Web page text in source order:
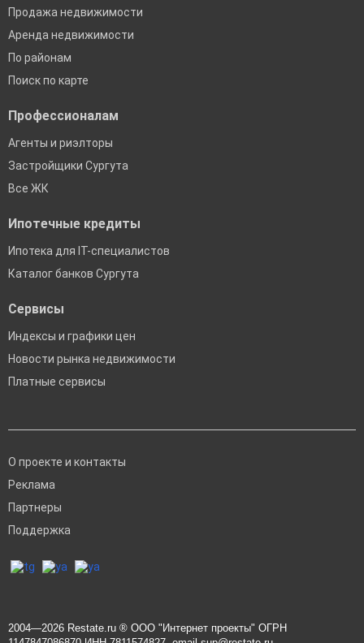
Продажа недвижимости
Аренда недвижимости
По районам
Поиск по карте
Профессионалам
Агенты и риэлторы
Застройщики Сургута
Все ЖК
Ипотечные кредиты
Ипотека для IT-специалистов
Каталог банков Сургута
Сервисы
Индексы и графики цен
Новости рынка недвижимости
Платные сервисы
О проекте и контакты
Реклама
Партнеры
Поддержка
2004—2026 Restate.ru ® ООО "Интернет проекты" ОГРН